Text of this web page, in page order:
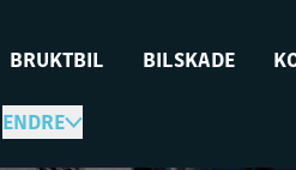
BRUKTBIL BILSKADE
ENDRE